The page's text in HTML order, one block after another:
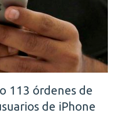
113 órdenes de
de iPhone